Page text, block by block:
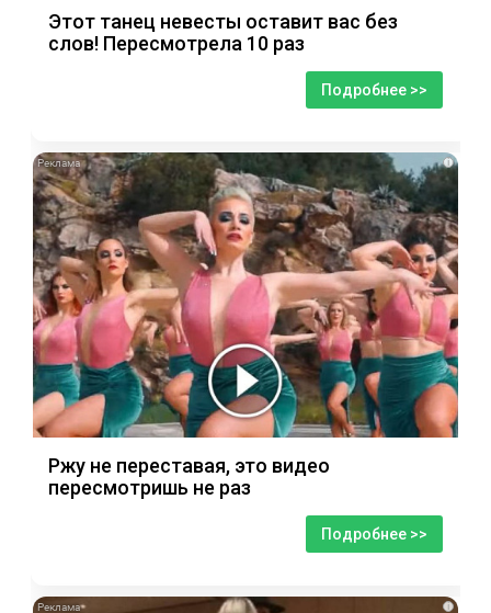
Этот танец невесты оставит вас без
слов! Пересмотрела 10 раз
Подробнее >>
i
Ржу не переставая, это видео
пересмотришь не раз
Подробнее >>
i